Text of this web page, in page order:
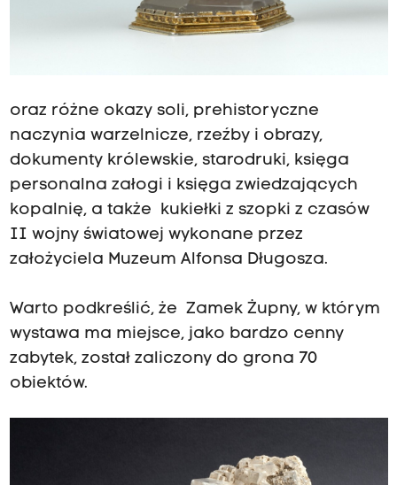
oraz różne okazy soli, prehistoryczne
naczynia warzelnicze, rzeźby i obrazy,
dokumenty królewskie, starodruki, księga
personalna załogi i księga zwiedzających
kopalnię, a także kukiełki z szopki z czasów
II wojny światowej wykonane przez
założyciela Muzeum Alfonsa Długosza.
Warto podkreślić, że Zamek Żupny, w którym
wystawa ma miejsce, jako bardzo cenny
zabytek, został zaliczony do grona 70
obiektów.